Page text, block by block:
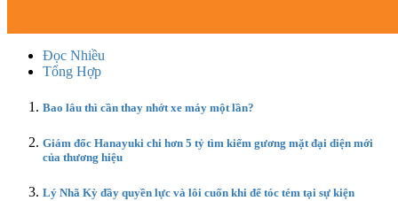
Đọc Nhiều
Tổng Hợp
Bao lâu thì cần thay nhớt xe máy một lần?
Giám đốc Hanayuki chi hơn 5 tỷ tìm kiếm gương mặt đại diện mới
của thương hiệu
Lý Nhã Kỳ đầy quyền lực và lôi cuốn khi để tóc tém tại sự kiện